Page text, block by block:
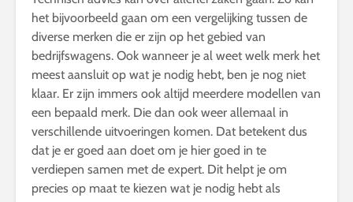
het bijvoorbeeld gaan om een vergelijking tussen de
diverse merken die er zijn op het gebied van
bedrijfswagens. Ook wanneer je al weet welk merk het
meest aansluit op wat je nodig hebt, ben je nog niet
klaar. Er zijn immers ook altijd meerdere modellen van
een bepaald merk. Die dan ook weer allemaal in
verschillende uitvoeringen komen. Dat betekent dus
dat je er goed aan doet om je hier goed in te
verdiepen samen met de expert. Dit helpt je om
precies op maat te kiezen wat je nodig hebt als